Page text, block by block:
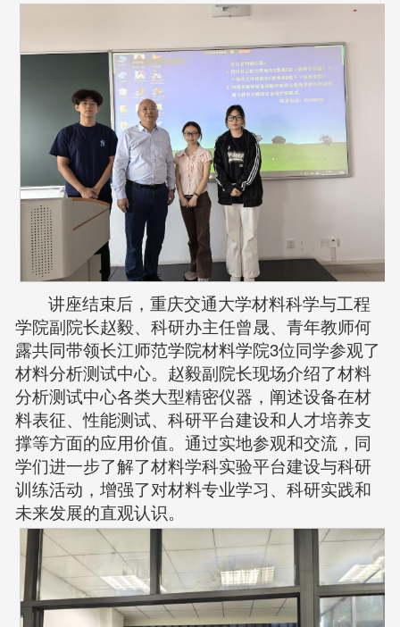
讲座结束后，重庆交通大学材料科学与工程
学院副院长赵毅、科研办主任曾晟、青年教师何
露共同带领长江师范学院材料学院3位同学参观了
材料分析测试中心。赵毅副院长现场介绍了材料
分析测试中心各类大型精密仪器，阐述设备在材
料表征、性能测试、科研平台建设和人才培养支
撑等方面的应用价值。通过实地参观和交流，同
学们进一步了解了材料学科实验平台建设与科研
训练活动，增强了对材料专业学习、科研实践和
未来发展的直观认识。